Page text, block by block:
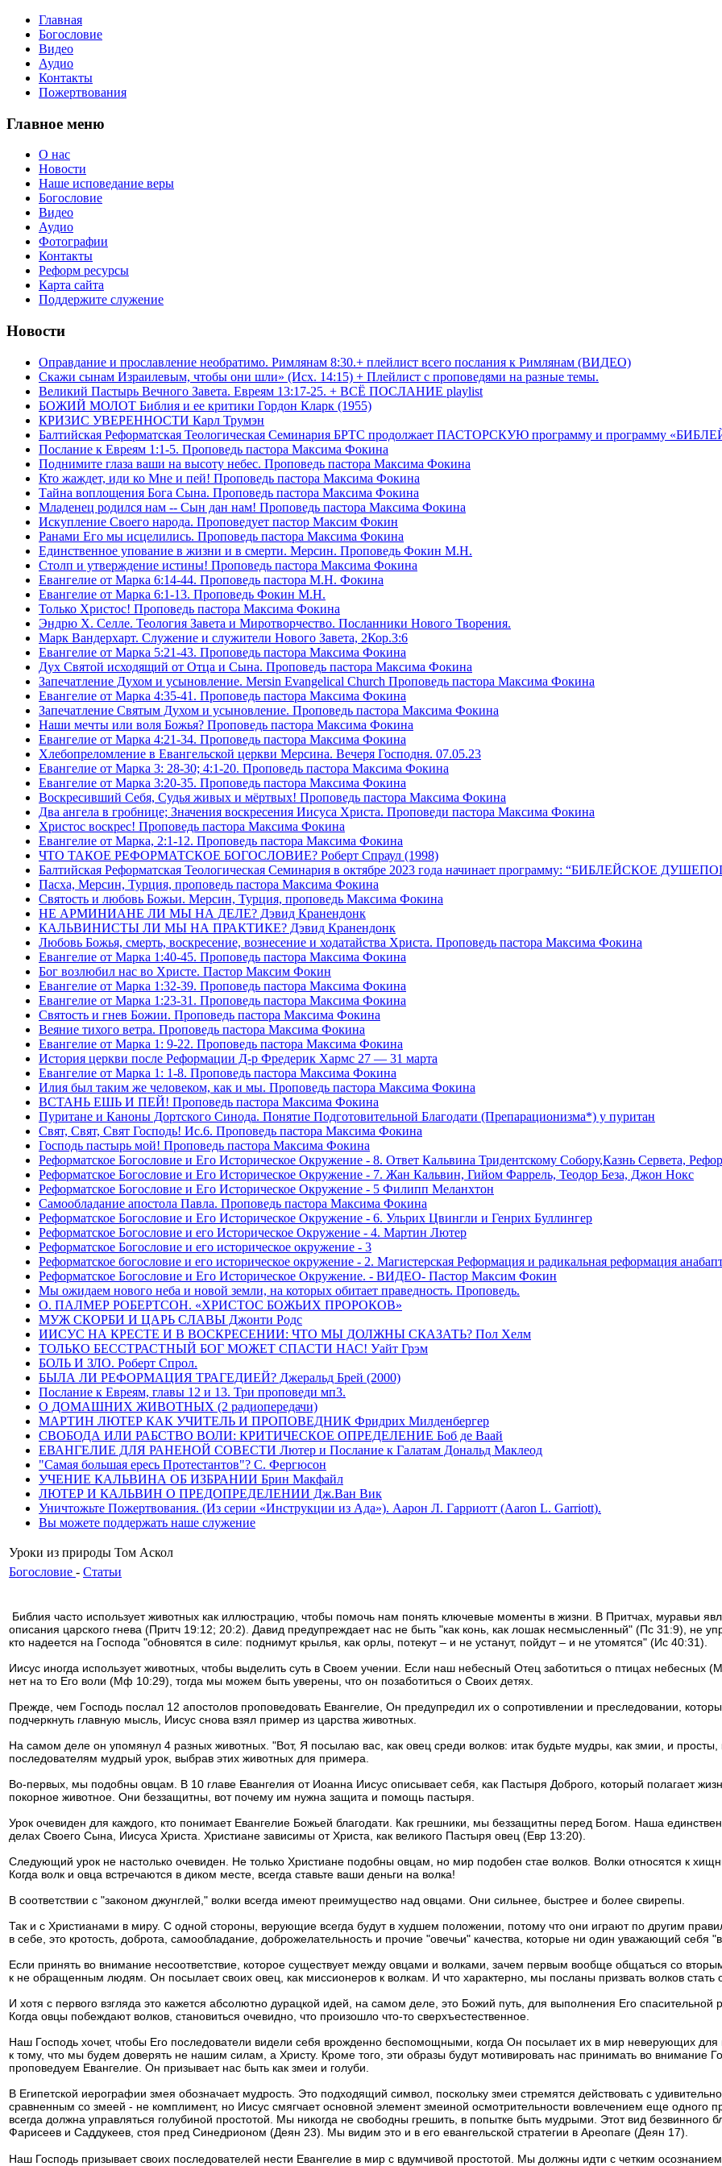
Главная
Богословие
Видео
Аудио
Контакты
Пожертвования
Главное меню
О нас
Новости
Наше исповедание веры
Богословие
Видео
Аудио
Фотографии
Контакты
Реформ ресурсы
Карта сайта
Поддержите служение
Новости
Оправдание и прославление необратимо. Римлянам 8:30.+ плейлист всего послания к Римлянам (ВИДЕО)
Скажи сынам Израилевым, чтобы они шли» (Исх. 14:15) + Плейлист с проповедями на разные темы.
Великий Пастырь Вечного Завета. Евреям 13:17-25. + ВСЁ ПОСЛАНИЕ playlist
БОЖИЙ МОЛОТ Библия и ее критики Гордон Кларк (1955)
КРИЗИС УВЕРЕННОСТИ Карл Трумэн
Балтийская Реформатская Теологическая Семинария БРТС продолжает ПАСТОРСКУЮ программу и программу
Послание к Евреям 1:1-5. Проповедь пастора Максима Фокина
Поднимите глаза ваши на высоту небес. Проповедь пастора Максима Фокина
Кто жаждет, иди ко Мне и пей! Проповедь пастора Максима Фокина
Тайна воплощения Бога Сына. Проповедь пастора Максима Фокина
Младенец родился нам -- Сын дан нам! Проповедь пастора Максима Фокина
Искупление Своего народа. Проповедует пастор Максим Фокин
Ранами Его мы исцелились. Проповедь пастора Максима Фокина
Единственное упование в жизни и в смерти. Мерсин. Проповедь Фокин М.Н.
Столп и утверждение истины! Проповедь пастора Максима Фокина
Евангелие от Марка 6:14-44. Проповедь пастора М.Н. Фокина
Евангелие от Марка 6:1-13. Проповедь Фокин М.Н.
Только Христос! Проповедь пастора Максима Фокина
Эндрю Х. Селле. Теология Завета и Миротворчество. Посланники Нового Творения.
Марк Вандерхарт. Служение и служители Нового Завета, 2Кор.3:6
Евангелие от Марка 5:21-43. Проповедь пастора Максима Фокина
Дух Святой исходящий от Отца и Сына. Проповедь пастора Максима Фокина
Запечатление Духом и усыновление. Mersin Evangelical Church Проповедь пастора Максима Фокина
Евангелие от Марка 4:35-41. Проповедь пастора Максима Фокина
Запечатление Святым Духом и усыновление. Проповедь пастора Максима Фокина
Наши мечты или воля Божья? Проповедь пастора Максима Фокина
Евангелие от Марка 4:21-34. Проповедь пастора Максима Фокина
Хлебопреломление в Евангельской церкви Мерсина. Вечеря Господня. 07.05.23
Евангелие от Марка 3: 28-30; 4:1-20. Проповедь пастора Максима Фокина
Евангелие от Марка 3:20-35. Проповедь пастора Максима Фокина
Воскресивший Себя, Судья живых и мëртвых! Проповедь пастора Максима Фокина
Два ангела в гробнице; Значения воскресения Иисуса Христа. Проповеди пастора Максима Фокина
Христос воскрес! Проповедь пастора Максима Фокина
Евангелие от Марка, 2:1-12. Проповедь пастора Максима Фокина
ЧТО ТАКОЕ РЕФОРМАТСКОЕ БОГОСЛОВИЕ? Роберт Спраул (1998)
Балтийская Реформатская Теологическая Семинария в октябре 2023 года начинает программу: “БИБЛЕЙСКОЕ
Пасха, Мерсин, Турция, проповедь пастора Максима Фокина
Святость и любовь Божьи. Мерсин, Турция, проповедь Максима Фокина
НЕ АРМИНИАНЕ ЛИ МЫ НА ДЕЛЕ? Дэвид Кранендонк
КАЛЬВИНИСТЫ ЛИ МЫ НА ПРАКТИКЕ? Дэвид Кранендонк
Любовь Божья, смерть, воскресение, вознесение и ходатайства Христа. Проповедь пастора Максима Фокина
Евангелие от Марка 1:40-45. Проповедь пастора Максима Фокина
Бог возлюбил нас во Христе. Пастор Максим Фокин
Евангелие от Марка 1:32-39. Проповедь пастора Максима Фокина
Евангелие от Марка 1:23-31. Проповедь пастора Максима Фокина
Святость и гнев Божии. Проповедь пастора Максима Фокина
Веяние тихого ветра. Проповедь пастора Максима Фокина
Евангелие от Марка 1: 9-22. Проповедь пастора Максима Фокина
История церкви после Реформации Д-р Фредерик Хармс 27 — 31 марта
Евангелие от Марка 1: 1-8. Проповедь пастора Максима Фокина
Илия был таким же человеком, как и мы. Проповедь пастора Максима Фокина
ВСТАНЬ ЕШЬ И ПЕЙ! Проповедь пастора Максима Фокина
Пуритане и Каноны Дортского Синода. Понятие Подготовительной Благодати (Препарационизма*) у пуритан
Свят, Свят, Свят Господь! Ис.6. Проповедь пастора Максима Фокина
Господь пастырь мой! Проповедь пастора Максима Фокина
Реформатское Богословие и Его Историческое Окружение - 8. Ответ Кальвина Тридентскому Собору,Казнь Сервета,
Реформатское Богословие и Его Историческое Окружение - 7. Жан Кальвин, Гийом Фаррель, Теодор Беза, Джон Нокс
Реформатское Богословие и Его Историческое Окружение - 5 Филипп Меланхтон
Самообладание апостола Павла. Проповедь пастора Максима Фокина
Реформатское Богословие и Его Историческое Окружение - 6. Ульрих Цвингли и Генрих Буллингер
Реформатское Богословие и его Историческое Окружение - 4. Мартин Лютер
Реформатское Богословие и его историческое окружение - 3
Реформатское богословие и его историческое окружение - 2. Магистерская Реформация и радикальная реформация
Реформатское Богословие и Его Историческое Окружение. - ВИДЕО- Пастор Максим Фокин
Мы ожидаем нового неба и новой земли, на которых обитает праведность. Проповедь.
О. ПАЛМЕР РОБЕРТСОН. «ХРИСТОС БОЖЬИХ ПРОРОКОВ»
МУЖ СКОРБИ И ЦАРЬ СЛАВЫ Джонти Родс
ИИСУС НА КРЕСТЕ И В ВОСКРЕСЕНИИ: ЧТО МЫ ДОЛЖНЫ СКАЗАТЬ? Пол Хелм
ТОЛЬКО БЕССТРАСТНЫЙ БОГ МОЖЕТ СПАСТИ НАС! Уайт Грэм
БОЛЬ И ЗЛО. Роберт Спрол.
БЫЛА ЛИ РЕФОРМАЦИЯ ТРАГЕДИЕЙ? Джеральд Брей (2000)
Послание к Евреям, главы 12 и 13. Три проповеди мп3.
О ДОМАШНИХ ЖИВОТНЫХ (2 радиопередачи)
МАРТИН ЛЮТЕР КАК УЧИТЕЛЬ И ПРОПОВЕДНИК Фридрих Милденбергер
СВОБОДА ИЛИ РАБСТВО ВОЛИ: КРИТИЧЕСКОЕ ОПРЕДЕЛЕНИЕ Боб де Ваай
ЕВАНГЕЛИЕ ДЛЯ РАНЕНОЙ СОВЕСТИ Лютер и Послание к Галатам Дональд Маклеод
"Самая большая ересь Протестантов"? С. Фергюсон
УЧЕНИЕ КАЛЬВИНА ОБ ИЗБРАНИИ Брин Макфайл
ЛЮТЕР И КАЛЬВИН О ПРЕДОПРЕДЕЛЕНИИ Дж.Ван Вик
Уничтожьте Пожертвования. (Из серии «Инструкции из Ада»). Аарон Л. Гарриотт (Aaron L. Garriott).
Вы можете поддержать наше служение
Уроки из природы Том Аскол
Богословие - Статьи
Библия часто использует животных как иллюстрацию, чтобы помочь нам понять ключевые моменты в жизни. В Притчах, муравьи
описания царского гнева (Притч 19:12; 20:2). Давид предупреждает нас не быть "как конь, как лошак несмысленный" (Пс 31:9), не
кто надеется на Господа "обновятся в силе: поднимут крылья, как орлы, потекут – и не устанут, пойдут – и не утомятся" (Ис 40:31).
Иисус иногда использует животных, чтобы выделить суть в Своем учении. Если наш небесный Отец заботиться о птицах небесных
нет на то Его воли (Мф 10:29), тогда мы можем быть уверены, что он позаботиться о Своих детях.
Прежде, чем Господь послал 12 апостолов проповедовать Евангелие, Он предупредил их о сопротивлении и преследовании,
подчеркнуть главную мысль, Иисус снова взял пример из царства животных.
На самом деле он упомянул 4 разных животных. "Вот, Я посылаю вас, как овец среди волков: итак будьте мудры, как змии, и
последователям мудрый урок, выбрав этих животных для примера.
Во-первых, мы подобны овцам. В 10 главе Евангелия от Иоанна Иисус описывает себя, как Пастыря Доброго, который полагает
покорное животное. Они беззащитны, вот почему им нужна защита и помощь пастыря.
Урок очевиден для каждого, кто понимает Евангелие Божьей благодати. Как грешники, мы беззащитны перед Богом. Наша
делах Своего Сына, Иисуса Христа. Христиане зависимы от Христа, как великого Пастыря овец (Евр 13:20).
Следующий урок не настолько очевиден. Не только Христиане подобны овцам, но мир подобен стае волков. Волки относятся к
Когда волк и овца встречаются в диком месте, всегда ставьте ваши деньги на волка!
В соответствии с "законом джунглей," волки всегда имеют преимущество над овцами. Они сильнее, быстрее и более свирепы.
Так и с Христианами в миру. С одной стороны, верующие всегда будут в худшем положении, потому что они играют по другим
в себе, это кротость, доброта, самообладание, доброжелательность и прочие "овечьи" качества, которые ни один уважающий себя
Если принять во внимание несоответствие, которое существует между овцами и волками, зачем первым вообще общаться со
к не обращенным людям. Он посылает своих овец, как миссионеров к волкам. И что характерно, мы посланы призвать волков стать
И хотя с первого взгляда это кажется абсолютно дурацкой идей, на самом деле, это Божий путь, для выполнения Его
Когда овцы побеждают волков, становиться очевидно, что произошло что-то сверхъестественное.
Наш Господь хочет, чтобы Его последователи видели себя врожденно беспомощными, когда Он посылает их в мир неверующих для
к тому, что мы будем доверять не нашим силам, а Христу. Кроме того, эти образы будут мотивировать нас принимать во
проповедуем Евангелие. Он призывает нас быть как змеи и голуби.
В Египетской иерографии змея обозначает мудрость. Это подходящий символ, поскольку змеи стремятся действовать с
сравненным со змеей - не комплимент, но Иисус смягчает основной элемент змеиной осмотрительности вовлечением еще одного
всегда должна управляться голубиной простотой. Мы никогда не свободны грешить, в попытке быть мудрыми. Этот вид безвинного
Фарисеев и Саддукеев, стоя пред Синедрионом (Деян 23). Мы видим это и в его евангельской стратегии в Ареопаге (Деян 17).
Наш Господь призывает своих последователей нести Евангелие в мир с вдумчивой простотой. Мы должны идти с четким